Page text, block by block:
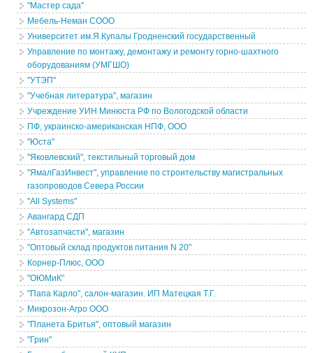
"Мастер сада"
Мебель-Неман СООО
Университет им.Я.Купалы Гродненский государственный
Управление по монтажу, демонтажу и ремонту горно-шахтного
оборудованиям (УМГШО)
"УТЭП"
"Учебная литература", магазин
Учреждение УИН Минюста РФ по Вологодской области
ПФ, украинско-американская НПФ, ООО
"Юста"
"Яковлевский", текстильный торговый дом
"ЯмалГазИнвест", управление по строительству магистральных
газопроводов Севера России
"All Systems"
Авангард СДП
"Автозапчасти", магазин
"Оптовый склад продуктов питания N 20"
Корнер-Плюс, ООО
"ОЮМиК"
"Папа Карло", салон-магазин. ИП Матецкая Т.Г.
Микрозон-Агро ООО
"Планета Бритья", оптовый магазин
"Грин"